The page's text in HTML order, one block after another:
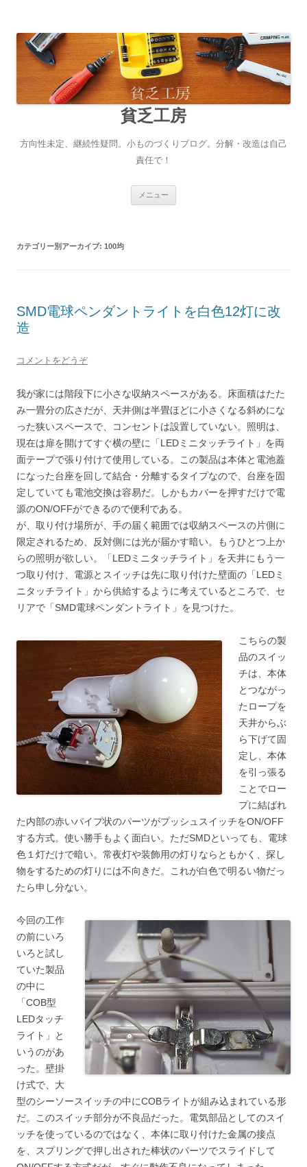
貧乏工房
方向性未定、継続性疑問。小ものづくりブログ。分解・改造は自己
責任で！
メニュー
カテゴリー別アーカイブ: 100均
SMD電球ペンダントライトを白色12灯に改
造
コメントをどうぞ
我が家には階段下に小さな収納スペースがある。床面積はたた
み一畳分の広さだが、天井側は半畳ほどに小さくなる斜めにな
った狭いスペースで、コンセントは設置していない。照明は、
現在は扉を開けてすぐ横の壁に「LEDミニタッチライト」を両
面テープで張り付けて使用している。この製品は本体と電池蓋
になった台座を回して結合・分離するタイプなので、台座を固
定していても電池交換は容易だ。しかもカバーを押すだけで電
源のON/OFFができるので便利である。
が、取り付け場所が、手の届く範囲では収納スペースの片側に
限定されるため、反対側には光が届かす暗い。もうひとつ上か
らの照明が欲しい。「LEDミニタッチライト」を天井にもう一
つ取り付け、電源とスイッチは先に取り付けた壁面の「LEDミ
ニタッチライト」から供給するように考えているところで、セ
リアで「SMD電球ペンダントライト」を見つけた。
こちらの製
品のスイッ
チは、本体
とつながっ
たロープを
天井からぶ
ら下げて固
定し、本体
を引っ張る
ことでロー
プに結ばれ
た内部の赤いパイプ状のパーツがプッシュスイッチをON/OFF
する方式。使い勝手もよく面白い。ただSMDといっても、電球
色１灯だけで暗い。常夜灯や装飾用の灯りならともかく、探し
物をするための灯りには不向きだ。これが白色で明るい物だっ
たら申し分ない。
今回の工作
の前にいろ
いろと試し
ていた製品
の中に
「COB型
LEDタッチ
ライト」と
いうのがあ
った。壁掛
け式で、大
型のシーソースイッチの中にCOBライトが組み込まれている形
だ。このスイッチ部分が不良品だった。電気部品としてのスイ
ッチを使っているのではなく、本体に取り付けた金属の接点
を、スプリングで押し出された棒状のパーツでスライドして